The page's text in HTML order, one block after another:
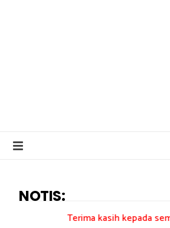
NOTIS:
Terima kasih kepada semua